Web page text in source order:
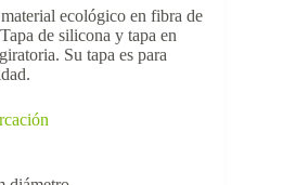
ecológico en fibra de
de silicona y tapa en
Su tapa es para